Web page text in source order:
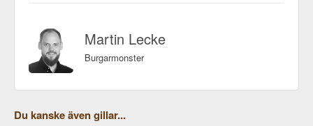
Martin Lecke
Burgarmonster
Du kanske även gillar...